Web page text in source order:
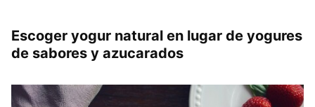
Escoger yogur natural en lugar de yogures
de sabores y azucarados